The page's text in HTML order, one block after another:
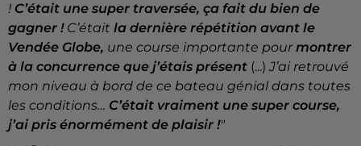
! C’était une super traversée, ça fait du bien de
gagner !C’était la dernière répétition avant le
Vendée Globe, une course importante pourmontrer
à la concurrence que j’étais présent (...)J’ai retrouvé
mon niveau à bord de ce bateau génial dans toutes
les conditions… C’était vraiment une super course,
j’ai pris énormément de plaisir !"